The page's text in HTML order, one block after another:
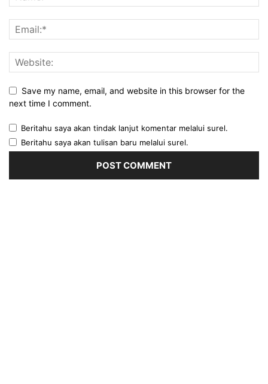
Save my name, email, and website in this browser for the
next time I comment.
Beritahu saya akan tindak lanjut komentar melalui surel.
Beritahu saya akan tulisan baru melalui surel.